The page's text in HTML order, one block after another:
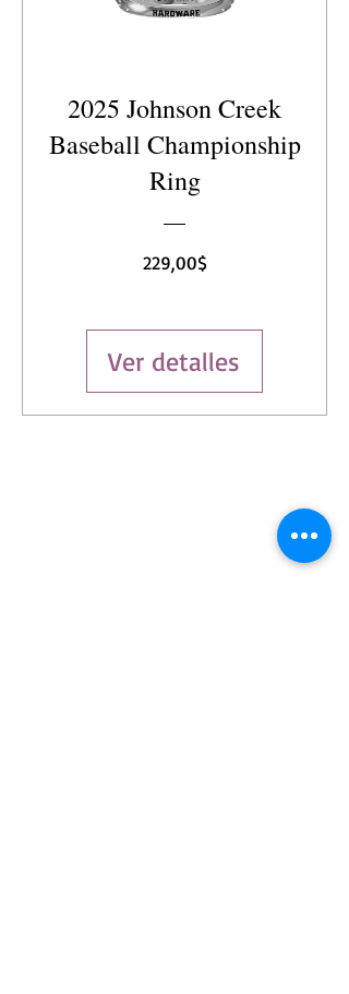
2025 Johnson Creek
Baseball Championship
Ring
229,00$Precio
Ver detalles